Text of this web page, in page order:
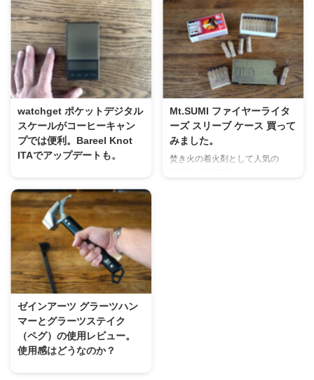
ンプ場ではない野営地や登山など
ので重く嵩張る飲料水を持ってい
かなくて、現地の川などの水から
飲料水として確保できるんです。
ですが、昨今の日本全国で起きて
いる地震など、不安になる事も多
いですよね。そう言った時に考え
るのが震災時に対する防災品や備
蓄品など。 ご提供品 この記事は
GreeShow様より商品提供頂き作
成しております。 GreeShow 携
帯浄水器 GS-2801 商品詳細 商品
名・品番GreeShow携帯浄水器
「GS-2801」本体サイズ16.5L x
5.3W x ...
れないぐらい色々なものが出てお
ります。 私も100均アイテムで自
作したりしたのがもう懐かしい
話。 キャンプはもちろんです
が、 室内でも雰囲気作りにめち
ゃくちゃおしゃれになるシェード
が Qboo ゴールゼロ クリスタル
サイズ：約10.5×10.5×8.6ｃｍ 重
量：約194g複数のカラー展開あ
り。 手作りのクリスタル シェイ
プがシェードに温かみのある輝き
watchget ポケットデジタル
スケールがコーヒーキャン
プでは便利。Bareel Knot
ITAでアップデートも。
つつあるアウトドア業界。 コー
ヒーを淹れる所作もゆったりした
キャンプの時間では楽しく趣深い
ものです。 そんなコーヒーとキ
ャンプが好きな人はスケールを持
っていく人も多いと思います。
僕も定番の２種類のコーヒースケ
ール（ドリップスケール）を使っ
ています。 コーヒー豆や湯量の
重さを測るのはもちろん。時間を
計測できるので、蒸らし時間やド
リップ時間を確かめながら淹れれ
る訳です。 ですが、やっぱり家
Mt.SUMI ファイヤーライタ
ーズ スリーブ ケース 買って
みました。
焚き火の着火剤として人気の
ゼインアーツ グラーツハン
マーとグラーツステイク
（ペグ）の使用レビュー。
使用感はどうなのか？